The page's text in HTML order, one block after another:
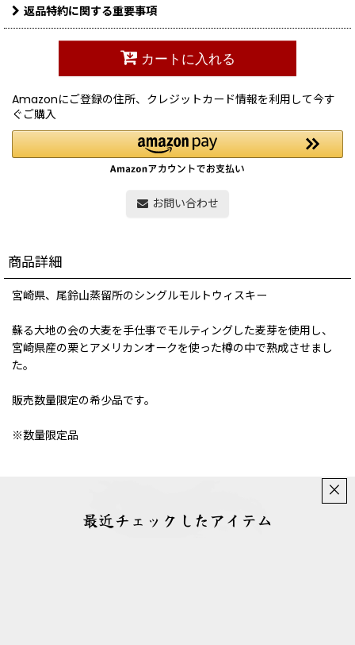
返品特約に関する重要事項
カートに入れる
Amazonにご登録の住所、クレジットカード情報を利用して今す
ぐご購入
お問い合わせ
商品詳細
宮崎県、尾鈴山蒸留所のシングルモルトウィスキー
蘇る大地の会の大麦を手仕事でモルティングした麦芽を使用し、
宮崎県産の栗とアメリカンオークを使った樽の中で熟成させまし
た。
販売数量限定の希少品です。
※数量限定品
最近チェックしたアイテム
×